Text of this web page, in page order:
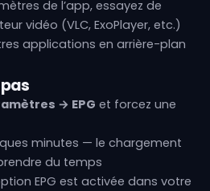
de l’app, essayez de
vidéo (VLC, ExoPlayer, etc.)
applications en arrière-plan
pas
→ EPG et forcez une
minutes — le chargement
du temps
EPG est activée dans votre